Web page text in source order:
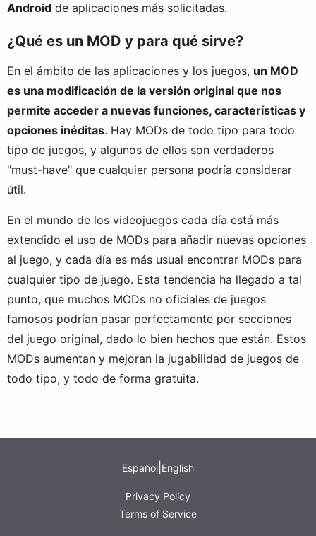
Android de aplicaciones más solicitadas.
¿Qué es un MOD y para qué sirve?
En el ámbito de las aplicaciones y los juegos, un MOD
es una modificación de la versión original que nos
permite acceder a nuevas funciones, características y
opciones inéditas. Hay MODs de todo tipo para todo
tipo de juegos, y algunos de ellos son verdaderos
"must-have" que cualquier persona podría considerar
útil.
En el mundo de los videojuegos cada día está más
extendido el uso de MODs para añadir nuevas opciones
al juego, y cada día es más usual encontrar MODs para
cualquier tipo de juego. Esta tendencia ha llegado a tal
punto, que muchos MODs no oficiales de juegos
famosos podrían pasar perfectamente por secciones
del juego original, dado lo bien hechos que están. Estos
MODs aumentan y mejoran la jugabilidad de juegos de
todo tipo, y todo de forma gratuita.
Español English
Privacy Policy
Terms of Service